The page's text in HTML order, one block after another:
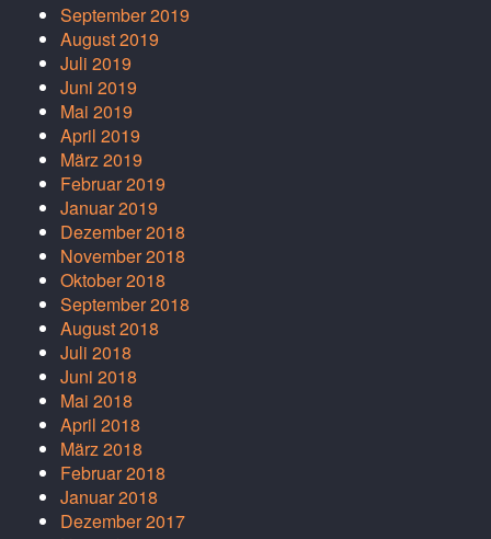
September 2019
August 2019
Juli 2019
Juni 2019
Mai 2019
April 2019
März 2019
Februar 2019
Januar 2019
Dezember 2018
November 2018
Oktober 2018
September 2018
August 2018
Juli 2018
Juni 2018
Mai 2018
April 2018
März 2018
Februar 2018
Januar 2018
Dezember 2017